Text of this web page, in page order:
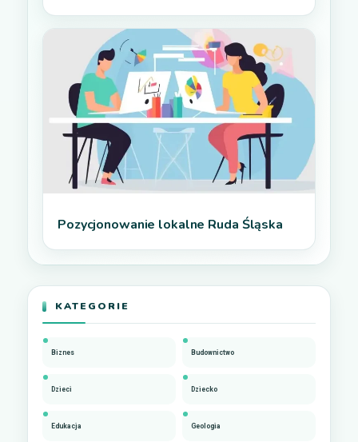
Pozycjonowanie lokalne Ruda Śląska
KATEGORIE
Biznes Budownictwo
Dzieci Dziecko
Edukacja Geologia